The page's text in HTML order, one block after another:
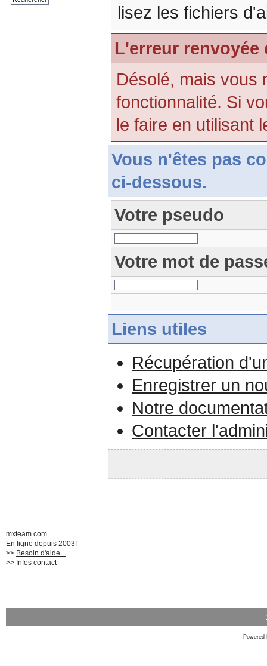
lisez les fichiers
L'erreur renvoyée
Désolé, mais vous
fonctionnalité. Si
le faire en utilisant
Vous n'êtes pas
ci-dessous.
Votre pseudo
Votre mot de
Liens utiles
Récupération
Enregistrer un
Notre
Contacter
mxteam.com
En ligne depuis 2003!
>> Besoin d'aide...
>> Infos contact